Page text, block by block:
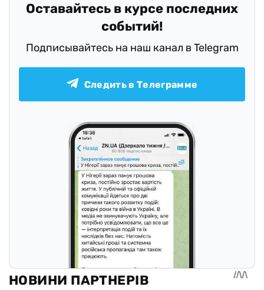
Оставайтесь в курсе последних
событий!
Подписывайтесь на наш канал в Telegram
Следить в Телеграмме